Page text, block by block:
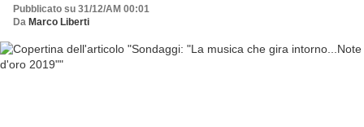
Pubblicato su 31/12/AM 00:01
Da Marco Liberti